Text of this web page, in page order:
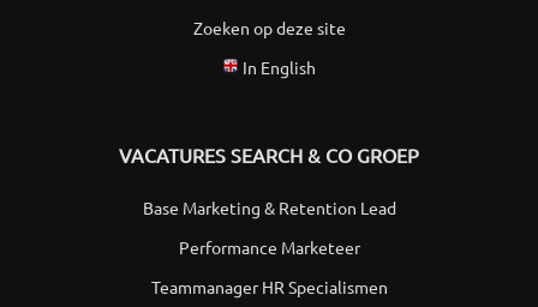
Zoeken op deze site
In English
VACATURES SEARCH & CO GROEP
Base Marketing & Retention Lead
Performance Marketeer
Teammanager HR Specialismen